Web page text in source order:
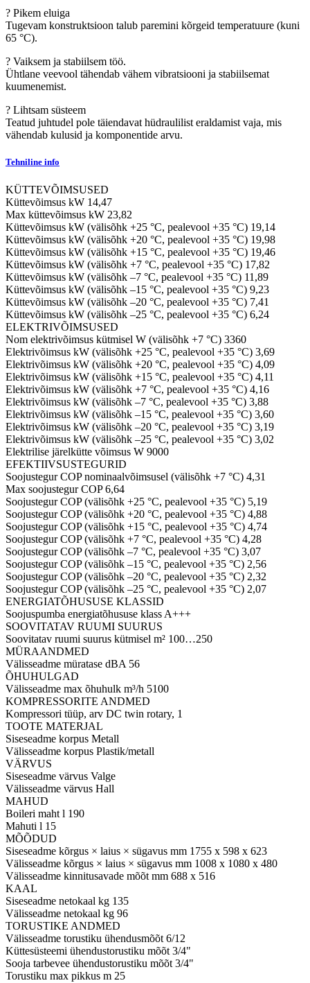
? Pikem eluiga
Tugevam konstruktsioon talub paremini kõrgeid temperatuure (kuni
65 °C).
? Vaiksem ja stabiilsem töö.
Ühtlane veevool tähendab vähem vibratsiooni ja stabiilsemat
kuumenemist.
? Lihtsam süsteem
Teatud juhtudel pole täiendavat hüdraulilist eraldamist vaja, mis
vähendab kulusid ja komponentide arvu.
Tehniline info
KÜTTEVÕIMSUSED
Küttevõimsus kW 14,47
Max küttevõimsus kW 23,82
Küttevõimsus kW (välisõhk +25 °C, pealevool +35 °C) 19,14
Küttevõimsus kW (välisõhk +20 °C, pealevool +35 °C) 19,98
Küttevõimsus kW (välisõhk +15 °C, pealevool +35 °C) 19,46
Küttevõimsus kW (välisõhk +7 °C, pealevool +35 °C) 17,82
Küttevõimsus kW (välisõhk –7 °C, pealevool +35 °C) 11,89
Küttevõimsus kW (välisõhk –15 °C, pealevool +35 °C) 9,23
Küttevõimsus kW (välisõhk –20 °C, pealevool +35 °C) 7,41
Küttevõimsus kW (välisõhk –25 °C, pealevool +35 °C) 6,24
ELEKTRIVÕIMSUSED
Nom elektrivõimsus kütmisel W (välisõhk +7 °C) 3360
Elektrivõimsus kW (välisõhk +25 °C, pealevool +35 °C) 3,69
Elektrivõimsus kW (välisõhk +20 °C, pealevool +35 °C) 4,09
Elektrivõimsus kW (välisõhk +15 °C, pealevool +35 °C) 4,11
Elektrivõimsus kW (välisõhk +7 °C, pealevool +35 °C) 4,16
Elektrivõimsus kW (välisõhk –7 °C, pealevool +35 °C) 3,88
Elektrivõimsus kW (välisõhk –15 °C, pealevool +35 °C) 3,60
Elektrivõimsus kW (välisõhk –20 °C, pealevool +35 °C) 3,19
Elektrivõimsus kW (välisõhk –25 °C, pealevool +35 °C) 3,02
Elektrilise järelkütte võimsus W 9000
EFEKTIIVSUSTEGURID
Soojustegur COP nominaalvõimsusel (välisõhk +7 °C) 4,31
Max soojustegur COP6,64
Soojustegur COP (välisõhk +25 °C, pealevool +35 °C) 5,19
Soojustegur COP (välisõhk +20 °C, pealevool +35 °C) 4,88
Soojustegur COP (välisõhk +15 °C, pealevool +35 °C) 4,74
Soojustegur COP (välisõhk +7 °C, pealevool +35 °C) 4,28
Soojustegur COP (välisõhk –7 °C, pealevool +35 °C) 3,07
Soojustegur COP (välisõhk –15 °C, pealevool +35 °C) 2,56
Soojustegur COP (välisõhk –20 °C, pealevool +35 °C) 2,32
Soojustegur COP (välisõhk –25 °C, pealevool +35 °C) 2,07
ENERGIATÕHUSUSE KLASSID
Soojuspumba energiatõhususe klass A+++
SOOVITATAV RUUMI SUURUS
Soovitatav ruumi suurus kütmisel m² 100…250
MÜRAANDMED
Välisseadme müratase dBA 56
ÕHUHULGAD
Välisseadme max õhuhulk m³/h 5100
KOMPRESSORITE ANDMED
Kompressori tüüp, arv DC twin rotary, 1
TOOTE MATERJAL
Siseseadme korpus Metall
Välisseadme korpus Plastik/metall
VÄRVUS
Siseseadme värvus Valge
Välisseadme värvus Hall
MAHUD
Boileri maht l 190
Mahuti l 15
MÕÕDUD
Siseseadme kõrgus × laius × sügavus mm 1755 x 598 x 623
Välisseadme kõrgus × laius × sügavus mm 1008 x 1080 x 480
Välisseadme kinnitusavade mõõt mm 688 x 516
KAAL
Siseseadme netokaal kg 135
Välisseadme netokaal kg 96
TORUSTIKE ANDMED
Välisseadme torustiku ühendusmõõt 6/12
Küttesüsteemi ühendustorustiku mõõt 3/4"
Sooja tarbevee ühendustorustiku mõõt 3/4"
Torustiku max pikkus m 25